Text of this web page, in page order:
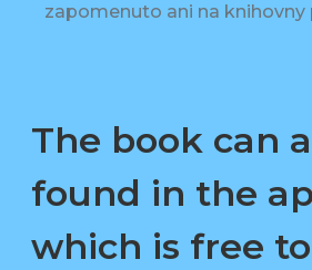
zapomenuto ani na
The book can
found in the
which is free to